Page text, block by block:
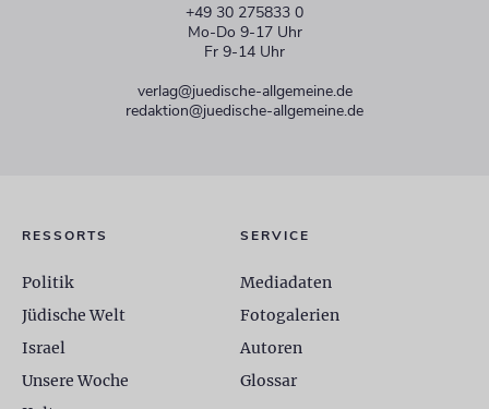
+49 30 275833 0
Mo-Do 9-17 Uhr
Fr 9-14 Uhr
verlag@juedische-allgemeine.de
redaktion@juedische-allgemeine.de
RESSORTS
Politik
Jüdische Welt
Israel
Unsere Woche
SERVICE
Mediadaten
Fotogalerien
Autoren
Glossar